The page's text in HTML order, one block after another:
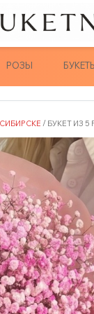
РОЗЫ
/ БУКЕТ ИЗ